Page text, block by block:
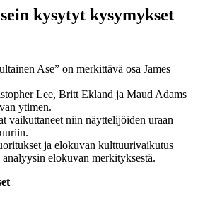
kysytyt kysymykset
Ase” on merkittävä osa James
Lee, Britt Ekland ja Maud Adams
ytimen.
vaikuttaneet niin näyttelijöiden uraan
ja elokuvan kulttuurivaikutus
elokuvan merkityksestä.